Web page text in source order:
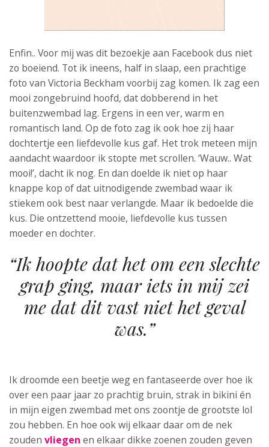
Enfin.. Voor mij was dit bezoekje aan Facebook dus niet
zo boeiend. Tot ik ineens, half in slaap, een prachtige
foto van Victoria Beckham voorbij zag komen. Ik zag een
mooi zongebruind hoofd, dat dobberend in het
buitenzwembad lag. Ergens in een ver, warm en
romantisch land. Op de foto zag ik ook hoe zij haar
dochtertje een liefdevolle kus gaf. Het trok meteen mijn
aandacht waardoor ik stopte met scrollen. ‘Wauw.. Wat
mooi!’, dacht ik nog. En dan doelde ik niet op haar
knappe kop of dat uitnodigende zwembad waar ik
stiekem ook best naar verlangde. Maar ik bedoelde die
kus. Die ontzettend mooie, liefdevolle kus tussen
moeder en dochter.
“Ik hoopte dat het om een slechte
grap ging, maar iets in mij zei
me dat dit vast niet het geval
was.”
Ik droomde een beetje weg en fantaseerde over hoe ik
over een paar jaar zo prachtig bruin, strak in bikini én
in mijn eigen zwembad met ons zoontje de grootste lol
zou hebben. En hoe ook wij elkaar daar om de nek
zouden vliegen en elkaar dikke zoenen zouden geven